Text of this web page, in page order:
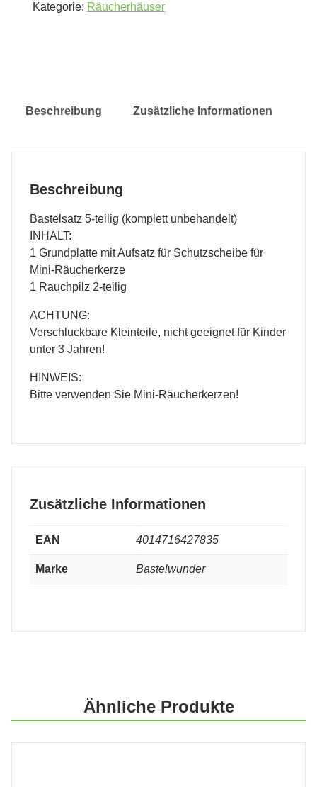
Kategorie: Räucherhäuser
Beschreibung Zusätzliche Informationen
Beschreibung
Bastelsatz 5-teilig (komplett unbehandelt)
INHALT:
1 Grundplatte mit Aufsatz für Schutzscheibe für
Mini-Räucherkerze
1 Rauchpilz 2-teilig
ACHTUNG:
Verschluckbare Kleinteile, nicht geeignet für Kinder
unter 3 Jahren!
HINWEIS:
Bitte verwenden Sie Mini-Räucherkerzen!
Zusätzliche Informationen
EAN 4014716427835
Marke Bastelwunder
Ähnliche Produkte